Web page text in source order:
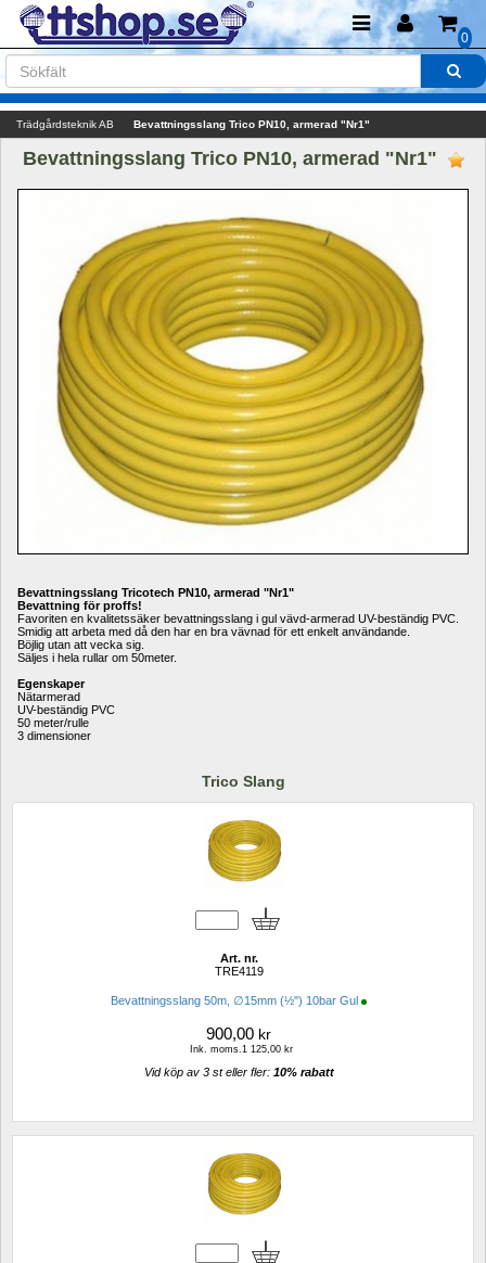
0
Trädgårdsteknik AB Bevattningsslang Trico PN10, armerad "Nr1"
Bevattningsslang Trico PN10, armerad "Nr1"
Bevattningsslang Tricotech PN10, armerad "Nr1"
Bevattning för proffs!
Favoriten en kvalitetssäker bevattningsslang i gul vävd-armerad UV-beständig PVC.
Smidig att arbeta med då den har en bra vävnad för ett enkelt användande.
Böjlig utan att vecka sig.
Säljes i hela rullar om 50meter.
Egenskaper
Nätarmerad
UV-beständig PVC
50 meter/rulle
3 dimensioner
Trico Slang
Art. nr.
TRE4119
Bevattningsslang 50m, ∅15mm (½") 10bar Gul
900,00 kr
Ink. moms.1 125,00 kr
Vid köp av 3 st eller fler: 10% rabatt